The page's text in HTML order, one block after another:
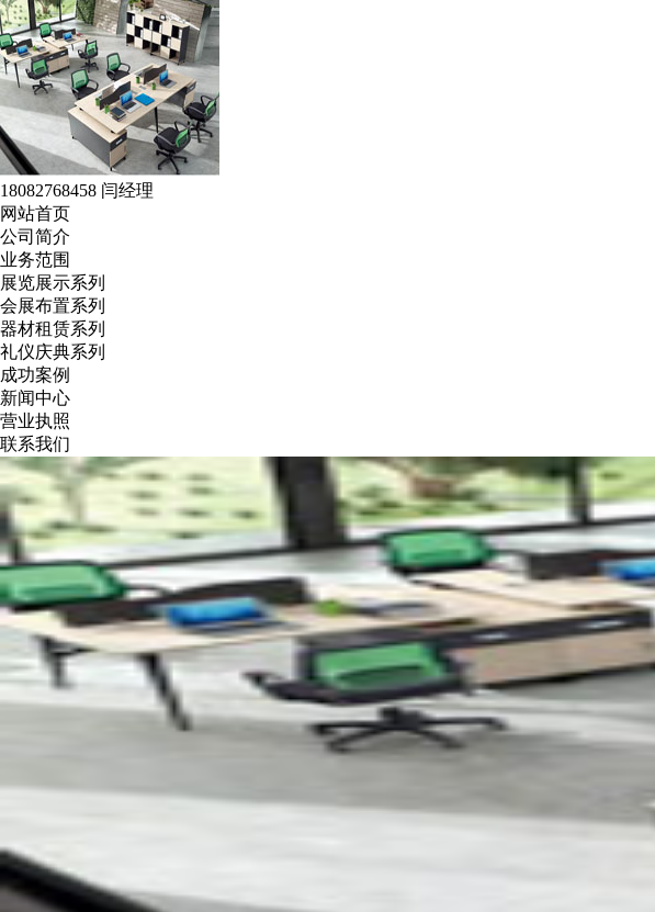
18082768458 闫经理
网站首页
公司简介
业务范围
展览展示系列
会展布置系列
器材租赁系列
礼仪庆典系列
成功案例
新闻中心
营业执照
联系我们